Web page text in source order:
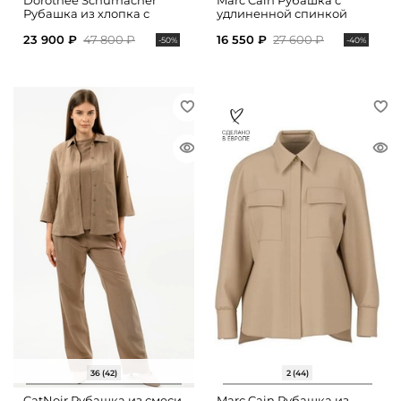
Рубашка из хлопка с
23 900 ₽ 47 800 ₽ -50%
удлиненной спинкой
16 550 ₽ 27 600 ₽ -40%
36 (42) 2 (44)